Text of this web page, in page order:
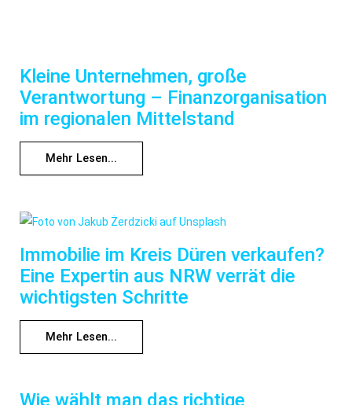
Kleine Unternehmen, große
Verantwortung – Finanzorganisation
im regionalen Mittelstand
Mehr Lesen...
Immobilie im Kreis Düren verkaufen?
Eine Expertin aus NRW verrät die
wichtigsten Schritte
Mehr Lesen...
Wie wählt man das richtige